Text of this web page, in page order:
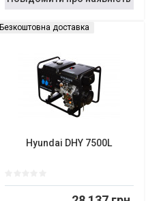
Безкоштовна доставка
Hyundai DHY 7500L